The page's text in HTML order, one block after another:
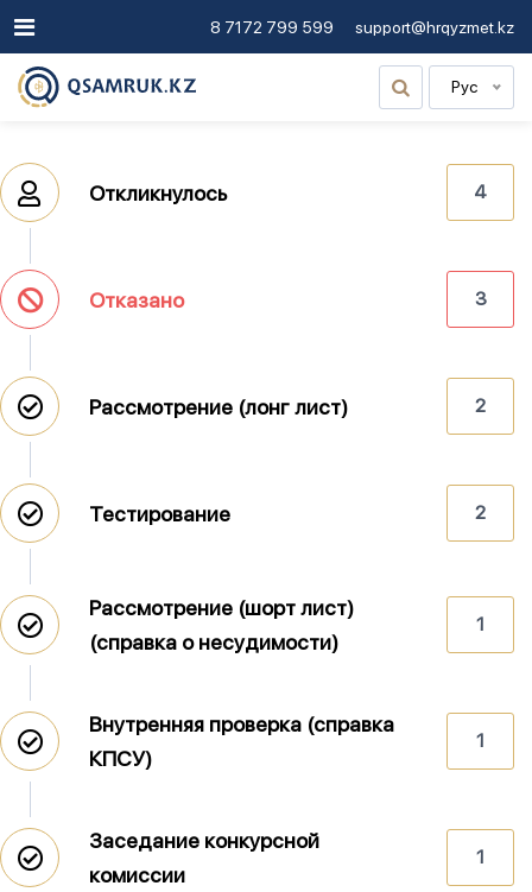
8 7172 799 599 support@hrqyzmet.kz
Рус
Откликнулось 4
Отказано 3
Рассмотрение (лонг лист) 2
Тестирование 2
Рассмотрение (шорт лист)
(справка о несудимости)
1
Внутренняя проверка (справка
КПСУ)
1
Заседание конкурсной
комиссии
1